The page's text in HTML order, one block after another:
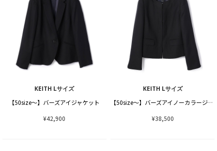
KEITH Lサイズ
【50size～】バーズアイジャケット
¥42,900
KEITH Lサイズ
【50size～】バーズアイノーカラージャケット
¥38,500